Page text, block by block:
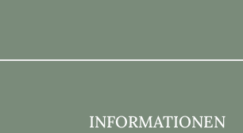
INFORMATIONEN